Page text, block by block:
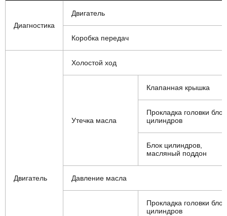
Диагностика
Двигатель
Коробка передач
Двигатель
Холостой ход
Утечка масла
Клапанная крышка
Прокладка головки
цилиндров
Блок цилиндров,
масляный поддон
Давление масла
Прокладка головки
цилиндров